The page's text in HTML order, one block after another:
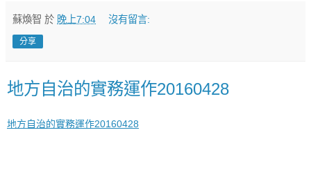
蘇煥智 於 晚上7:04 沒有留言:
分享
地方自治的實務運作20160428
地方自治的實務運作20160428